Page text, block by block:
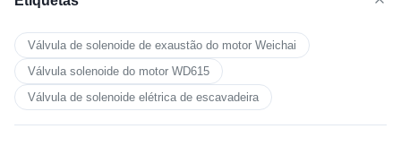
Válvula de solenoide de exaustão do motor Weichai
Válvula solenoide do motor WD615
Válvula de solenoide elétrica de escavadeira